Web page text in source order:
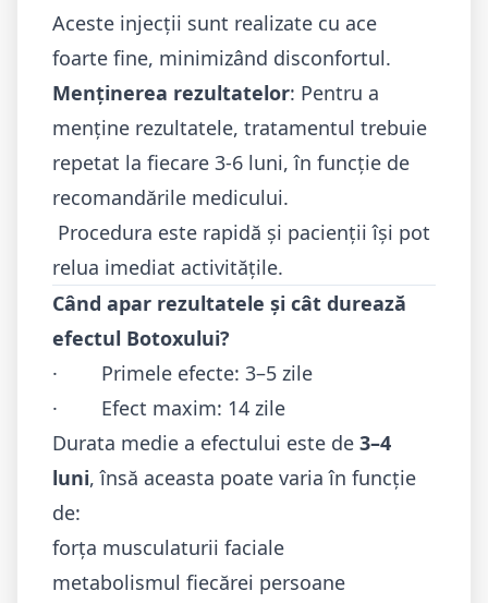
Aceste injecții sunt realizate cu ace
foarte fine, minimizând disconfortul.
Menținerea rezultatelor: Pentru a
menține rezultatele, tratamentul trebuie
repetat la fiecare 3-6 luni, în funcție de
recomandările medicului.
Procedura este rapidă și pacienții își pot
relua imediat activitățile.
Când apar rezultatele și cât durează
efectul Botoxului?
· Primele efecte: 3–5 zile
· Efect maxim: 14 zile
Durata medie a efectului este de 3–4
luni, însă aceasta poate varia în funcție
de:
forța musculaturii faciale
metabolismul fiecărei persoane